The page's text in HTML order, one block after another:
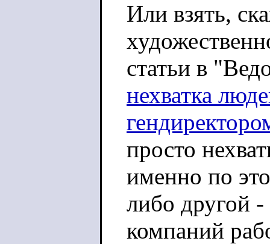
Или взять,
статьи в
нехватка
просто
именно по
либо другой
компаний